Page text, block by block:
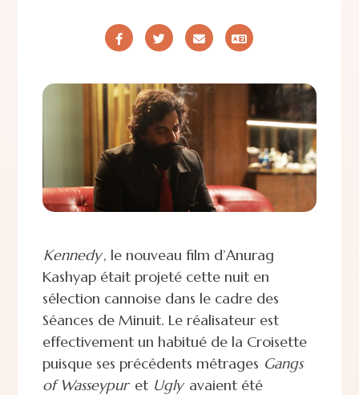
Kennedy, le nouveau film d’Anurag
Kashyap était projeté cette nuit en
sélection cannoise dans le cadre des
Séances de Minuit. Le réalisateur est
effectivement un habitué de la Croisette
puisque ses précédents métrages Gangs
of Wasseypur et Ugly avaient été